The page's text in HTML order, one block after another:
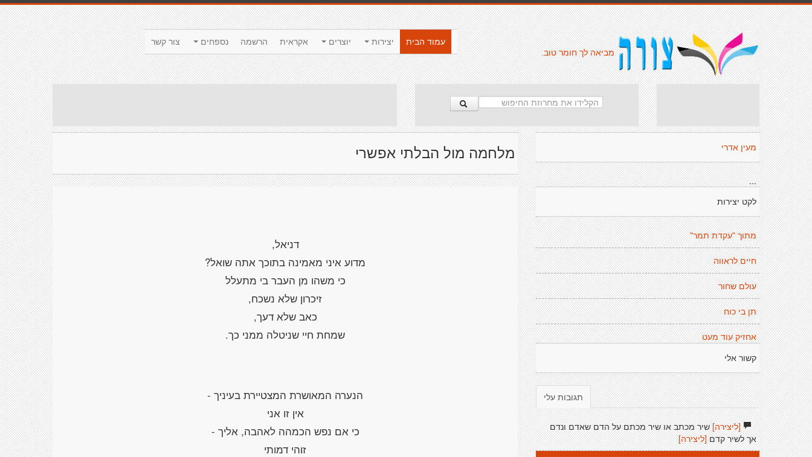
צור קשר נספחים הרשמה אקראית יוצרים יצירות
עמוד הבית
מביאה לך חומר טוב.
מלחמה מול הבלתי אפשרי
דניאל,
מדוע איני מאמינה בתוכך אתה שואל?
כי משהו מן העבר בי מתעלל
זיכרון שלא נשכח,
כאב שלא דעך,
שמחת חיי שניטלה ממני כך.
הנערה המאושרת המצטיירת בעיניך -
אין זו אני
כי אם נפש הכמהה לאהבה, אליך -
זוהי דמותי
מעין אדרי
...
לקט יצירות
מתוך "עקדת תמר"
חיים לראווה
עולם שחור
תן בי כוח
אחזיק עוד מעט
קשור אלי
תגובות עלי
[ליצירה]שיר מכתב או שיר מכתם על הדם שאדם ונדם
אך לשיר קדם [ליצירה]